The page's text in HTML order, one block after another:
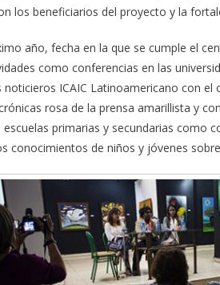
los beneficiarios del proyecto y la
año, fecha en la que se cumple el
como conferencias en las
noticieros ICAIC Latinoamericano con
rosa de la prensa amarillista y
primarias y secundarias como
conocimientos de niños y jóvenes